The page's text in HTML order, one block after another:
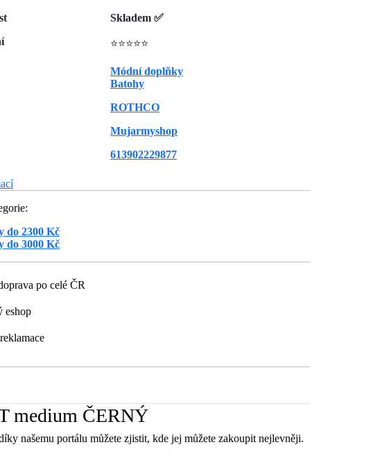
Skladem ✅
⭐⭐⭐⭐⭐
Módní doplňky
Batohy
ROTHCO
Mujarmyshop
613902229877
do 2300 Kč
do 3000 Kč
po celé ČR
eshop
medium ČERNÝ
našemu portálu můžete zjistit, kde jej můžete zakoupit nejlevněji.